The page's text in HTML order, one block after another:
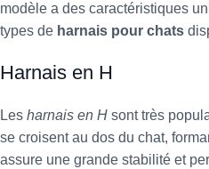
modèle a des caractéristiques
types de harnais pour chats
Harnais en H
Les harnais en H sont très
se croisent au dos du chat,
assure une grande stabilité et